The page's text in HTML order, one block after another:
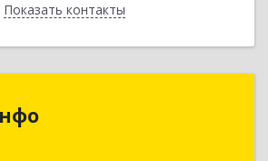
Показать контакты
Назад
обл, Калининград г,